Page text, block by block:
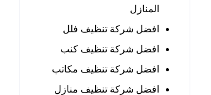
المنازل
افضل شركة تنظيف فلل
افضل شركة تنظيف كنب
افضل شركة تنظيف مكاتب
افضل شركة تنظيف منازل